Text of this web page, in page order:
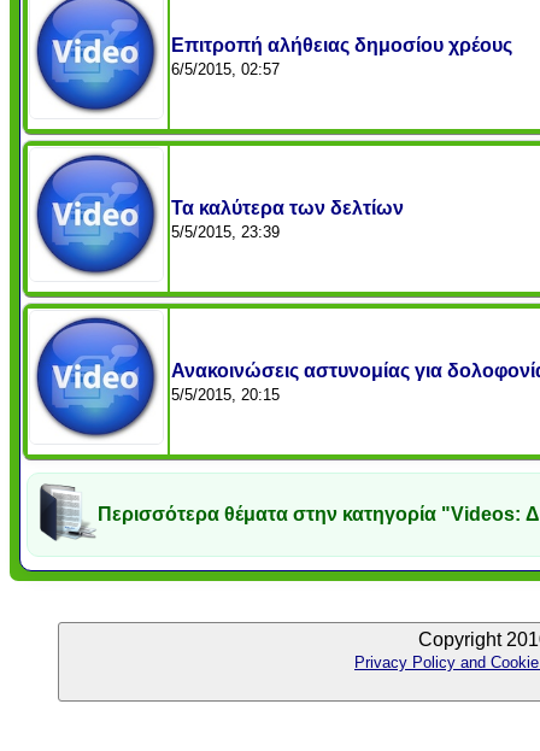
Eπιτροπή αλήθειας δημοσίου χρέους
6/5/2015, 02:57
Τα καλύτερα των δελτίων
5/5/2015, 23:39
Ανακοινώσεις αστυνομίας για
5/5/2015, 20:15
Περισσότερα θέματα στην κατηγορία "Videos:
Copyright
Privacy Policy and